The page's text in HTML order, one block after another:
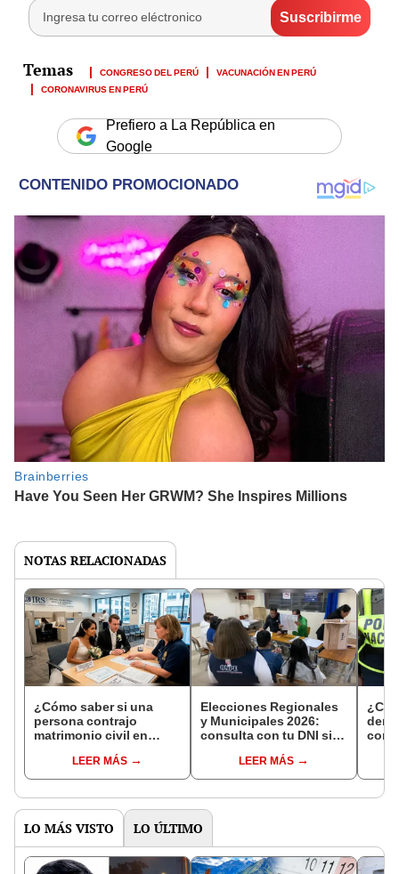
CONGRESO DEL PERÚ
VACUNACIÓN EN PERÚ
CORONAVIRUS EN PERÚ
Prefiero a La República en
Google
NOTAS RELACIONADAS
¿Cómo saber si una
persona contrajo
matrimonio civil en
LEER MÁS
Elecciones Regionales
y Municipales 2026:
consulta con tu DNI si
de mesa para este 4 de
octubre en el link oficial
LEER MÁS
con
LO MÁS VISTO LO ÚLTIMO